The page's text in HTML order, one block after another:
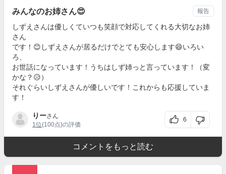
みんなのお姉さん😍
しずえさんは優しくていつも笑顔で対応してくれる大切なお姉
さん
です！😊しずえさんが居るだけでとても安心します😄いろい
ろ、
お世話になっています！うちはしず姉っと言っています！（変
かな？😥）
それぐらいしずえさんが優しいです！これからも応援していま
す！
りーさん
1位(100点)の評価
6
報告
コメントをもっと読む